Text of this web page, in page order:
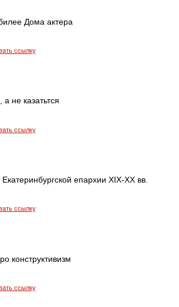
Дома актера
ссылку
не казатьтся
ссылку
епархии XIX-XX вв.
ссылку
конструктивизм
ссылку